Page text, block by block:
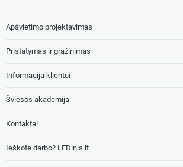
Apšvietimo projektavimas
Pristatymas ir grąžinimas
Informacija klientui
Šviesos akademija
Kontaktai
Ieškote darbo? LEDinis.lt